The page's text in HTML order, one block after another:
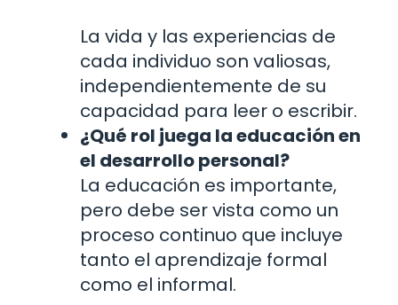
La vida y las experiencias de
cada individuo son valiosas,
independientemente de su
capacidad para leer o escribir.
¿Qué rol juega la educación en
el desarrollo personal?
La educación es importante,
pero debe ser vista como un
proceso continuo que incluye
tanto el aprendizaje formal
como el informal.